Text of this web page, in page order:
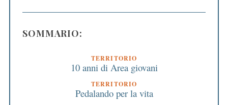
SOMMARIO:
TERRITORIO
10 anni di Area giovani
TERRITORIO
Pedalando per la vita